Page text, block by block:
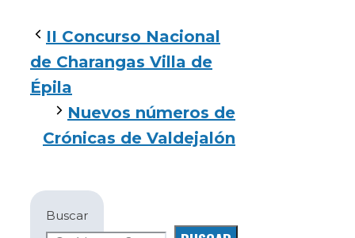
II Concurso Nacional
de Charangas Villa de
Épila
Nuevos números de
Crónicas de Valdejalón
Buscar